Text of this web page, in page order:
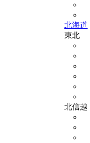
北海道
東北
北信越